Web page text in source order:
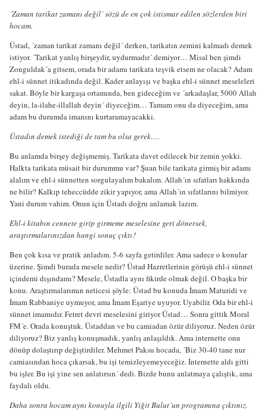
´Zaman tarikat zamanı değil´ sözü de en çok istismar edilen sözlerden biri
hocam.
Üstad, ´zaman tarikat zamanı değil´ derken, tarikatın zemini kalmadı demek
istiyor. ´Tarikat yanlış birşeydir, uydurmadır´ demiyor… Misal ben şimdi
Zonguldak´a gitsem, orada bir adamı tarikata teşvik etsem ne olacak? Adam
ehl-i sünnet itikadında değil. Kader anlayışı ve başka ehl-i sünnet meseleleri
sakat. Böyle bir kargaşa ortamında, ben gideceğim ve ´arkadaşlar, 5000 Allah
deyin, la-ilahe-illallah deyin´ diyeceğim… Tamam onu da diyeceğim, ama
adam bu durumda imanını kurtaramayacakki.
Üstadın demek istediği de tam bu olsa gerek….
Bu anlamda birşey değişmemiş. Tarikata davet edilecek bir zemin yokki.
Halkta tarikata müsait bir durummu var? Şuan bile tarikata girmiş bir adamı
alalım ve ehl-i sünnetten sorgulayalım bakalım. Allah´ın sıfatları hakkında
ne bilir? Kalkıp teheccüdde zikir yapıyor, ama Allah´ın sıfatlarını bilmiyor.
Yani durum vahim. Onun için Üstadı doğru anlamak lazım.
Ehl-i kitabın cennete girip girmeme meselesine geri dönersek,
araştırmalarınızdan hangi sonuç çıktı?
Ben çok kısa ve pratik anladım. 5-6 sayfa getirdiler. Ama sadece o konular
üzerine. Şimdi burada mesele nedir? Üstad Hazretlerinin görüşü ehl-i sünnet
içindemi dışındamı? Mesele, Üstadla aynı fikirde olmak değil. O başka bir
konu. Araştırmalarımın neticesi şöyle: Üstad bu konuda İmam Maturidi ve
İmam Rabbaniye uymuyor, ama İmam Eşariye uyuyor. Uyabilir. Oda bir ehl-i
sünnet imamıdır. Fetret devri meselesini giriyor Üstad… Sonra gittik Moral
FM´e. Orada konuştuk. Üstaddan ve bu camiadan özür diliyoruz. Neden özür
diliyoruz? Biz yanlış konuşmadık, yanlış anlaşıldık. Ama internette onu
dönüp dolaştırıp değiştirdiler. Mehmet Paksu hocada, ´Biz 30-40 tane nur
camiasından hoca çıkarsak, bu işi temizleyemeyeceğiz. İnternette aldı gitti
bu işler. Bu işi yine sen anlatırsın´ dedi. Bizde bunu anlatmaya çalıştık, ama
faydalı oldu.
Daha sonra hocam aynı konuyla ilgili Yiğit Bulut´un programına çıktınız.